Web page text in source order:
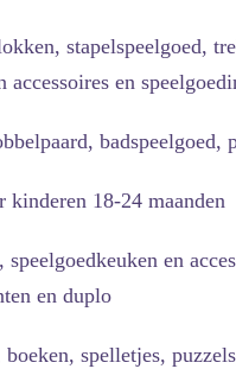
stapelspeelgoed,
accessoires en
kinderen 18-24 maanden
speelgoedkeuken en
en duplo
spelletjes,